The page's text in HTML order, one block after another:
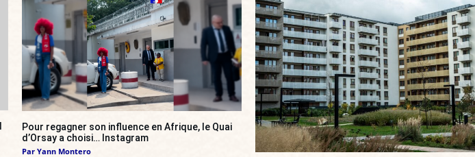
Pour regagner son influence en Afrique, le Quai
d’Orsay a choisi… Instagram
Par Yann Montero